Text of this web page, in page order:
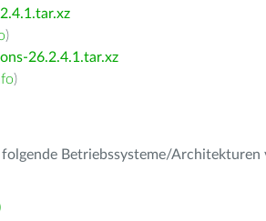
)
26.2.4.1.tar.xz
)
Betriebssysteme/Architekturen